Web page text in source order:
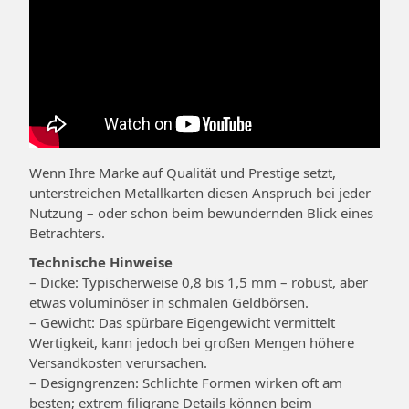
Wenn Ihre Marke auf Qualität und Prestige setzt,
unterstreichen Metallkarten diesen Anspruch bei jeder
Nutzung – oder schon beim bewundernden Blick eines
Betrachters.
Technische Hinweise
– Dicke: Typischerweise 0,8 bis 1,5 mm – robust, aber
etwas voluminöser in schmalen Geldbörsen.
– Gewicht: Das spürbare Eigengewicht vermittelt
Wertigkeit, kann jedoch bei großen Mengen höhere
Versandkosten verursachen.
– Designgrenzen: Schlichte Formen wirken oft am
besten; extrem filigrane Details können beim